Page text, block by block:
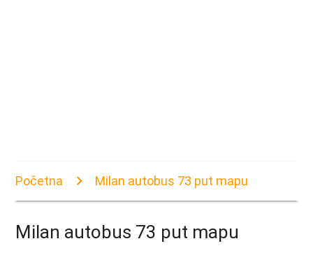
Početna Milan autobus 73 put mapu
Milan autobus 73 put mapu